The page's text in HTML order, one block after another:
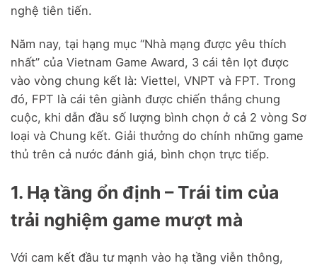
nghệ tiên tiến.
Năm nay, tại hạng mục “Nhà mạng được yêu thích
nhất” của Vietnam Game Award, 3 cái tên lọt được
vào vòng chung kết là: Viettel, VNPT và FPT. Trong
đó, FPT là cái tên giành được chiến thắng chung
cuộc, khi dẫn đầu số lượng bình chọn ở cả 2 vòng Sơ
loại và Chung kết. Giải thưởng do chính những game
thủ trên cả nước đánh giá, bình chọn trực tiếp.
1. Hạ tầng ổn định – Trái tim của
trải nghiệm game mượt mà
Với cam kết đầu tư mạnh vào hạ tầng viễn thông,